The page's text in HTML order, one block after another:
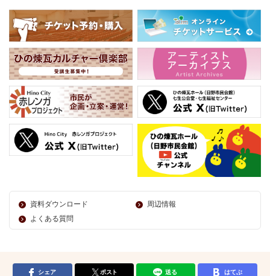
資料ダウンロード
周辺情報
よくある質問
シェア ポスト 送る はてぶ